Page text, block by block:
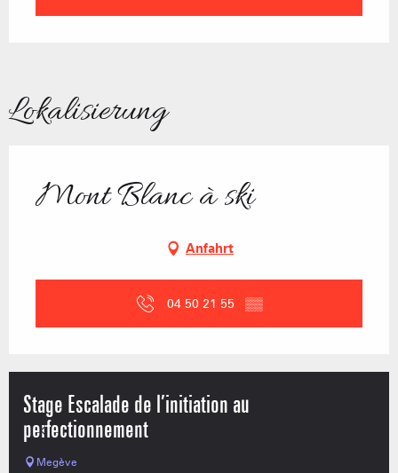
Lokalisierung
Mont Blanc à ski
Anfahrt
04 50 21 55 ▒▒
Stage Escalade de l’initiation au
perfectionnement
Megève